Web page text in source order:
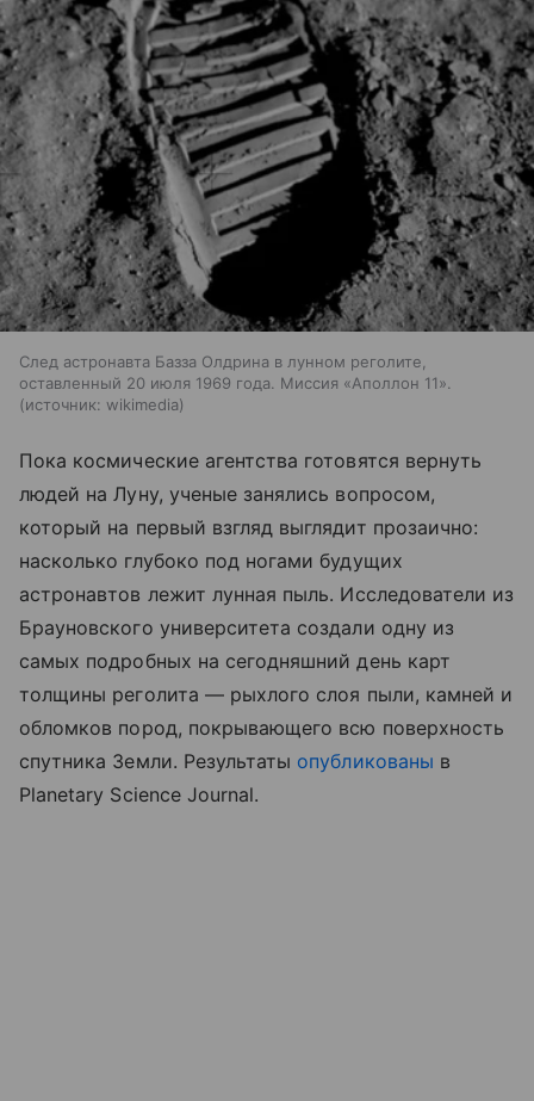
След астронавта Базза Олдрина в лунном реголите,
оставленный 20 июля 1969 года. Миссия «Аполлон 11».
источник: wikimedia
Пока космические агентства готовятся вернуть
людей на Луну, ученые занялись вопросом,
который на первый взгляд выглядит прозаично:
насколько глубоко под ногами будущих
астронавтов лежит лунная пыль. Исследователи из
Брауновского университета создали одну из
самых подробных на сегодняшний день карт
толщины реголита — рыхлого слоя пыли, камней и
обломков пород, покрывающего всю поверхность
спутника Земли. Результаты опубликованы в
Planetary Science Journal.